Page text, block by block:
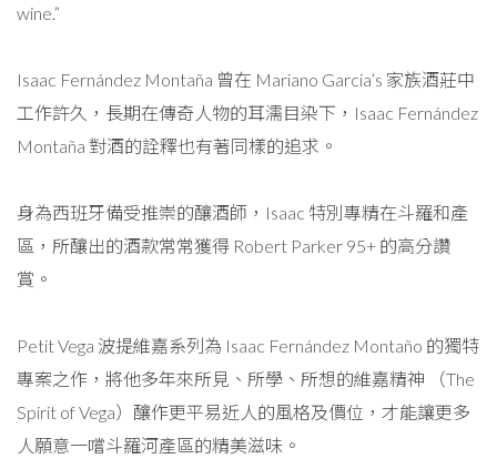
wine.”
Isaac Fernández Montaña 曾在 Mariano Garcia’s 家族酒莊中
工作許久，長期在傳奇人物的耳濡目染下，Isaac Fernández
Montaña 對酒的詮釋也有著同樣的追求。
身為西班牙備受推崇的釀酒師，Isaac 特別專精在斗羅和產
區，所釀出的酒款常常獲得 Robert Parker 95+ 的高分讚
賞。
Petit Vega 波提維嘉系列為 Isaac Fernández Montaño 的獨特
專案之作，將他多年來所見、所學、所想的維嘉精神 （The
Spirit of Vega）釀作更平易近人的風格及價位，才能讓更多
人願意一嚐斗羅河產區的精美滋味。